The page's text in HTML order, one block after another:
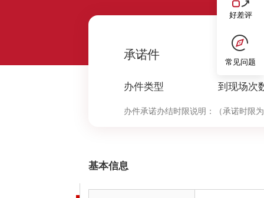
承诺件
办件类型
0
到现场次
办件承诺办结时限说明： （承诺时限
基本信息
好差评
常见问题